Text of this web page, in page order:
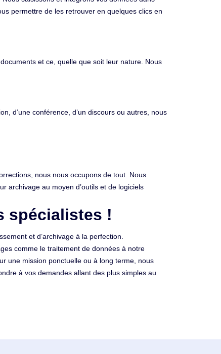
permettre de les retrouver en quelques clics en
et ce, quelle que soit leur nature. Nous
d’une conférence, d’un discours ou autres, nous
nous nous occupons de tout. Nous
archivage au moyen d’outils et de logiciels
spécialistes !
et d’archivage à la perfection.
comme le traitement de données à notre
une mission ponctuelle ou à long terme, nous
à vos demandes allant des plus simples au